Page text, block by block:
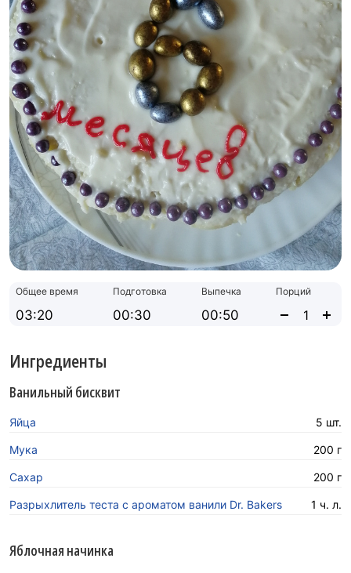
Общее время
03:20
Подготовка
00:30
Выпечка
00:50
Порций
Ингредиенты
Ванильный бисквит
Яйца 5 шт.
Мука 200 г
Сахар 200 г
Разрыхлитель теста с ароматом ванили Dr. Bakers 1 ч. л.
Яблочная начинка